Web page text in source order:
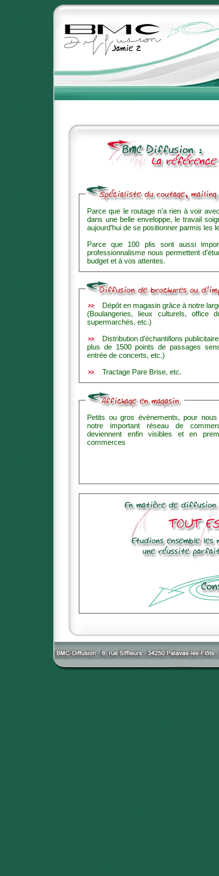
Parce que le routage n’a rien à voir
dans une belle enveloppe, le travail
aujourd’hui de se positionner parmis les
Parce que 100 plis sont aussi important que
professionnalisme nous permettent d’étudier avec vous un tarif
budget et à vos attentes.
Dépôt en magasin grâce à notre
(Boulangeries, lieux culturels, office
supermarchés, etc.)
Distribution d’échantillons
plus de 1500 points de passages sensibles (sorties de magasins,
entrée de concerts, etc.)
Tractage Pare Brise, etc.
Petits ou gros évènements, pour nous aucune
notre important réseau de commercants
deviennent enfin visibles et en premieres places
commerces